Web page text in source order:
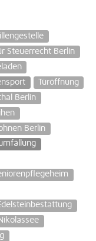
Steuerrecht Berlin
Türöffnung
Berlin
Berlin